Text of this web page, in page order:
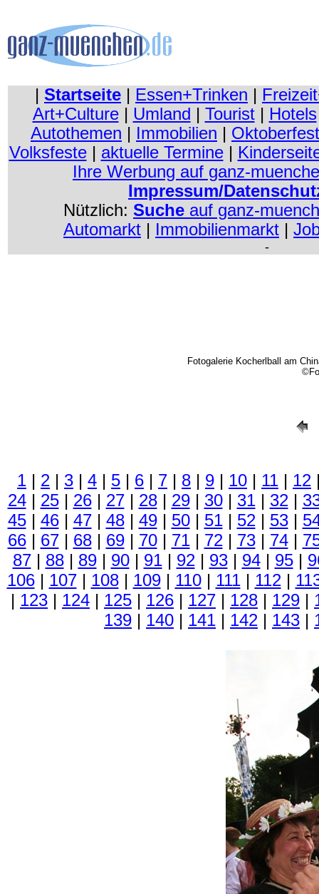
| Startseite | Essen+Trinken |
Art+Culture| Umland | Tourist| Hotels
Autothemen | Immobilien | Oktoberfest
Volksfeste| aktuelle Termine|
Ihre Werbung auf ganz-
Impressum/
Nützlich: Suche auf ganz-
Automarkt | Immobilienmarkt |
-
Fotogalerie Kocherlball am
1 | 2 | 3 | 4 | 5 | 6 | 7 | 8 | 9 | 10 | 11 | 12
24| 25| 26| 27| 28| 29| 30| 31| 32|
45| 46| 47| 48| 49| 50| 51| 52| 53|
66| 67| 68| 69| 70| 71| 72| 73| 74|
87| 88| 89| 90| 91| 92| 93| 94| 95|
106| 107| 108| 109| 110| 111| 112|
| 123 | 124 | 125 | 126 | 127 | 128 | 129 |
139 | 140 | 141 | 142 | 143 |